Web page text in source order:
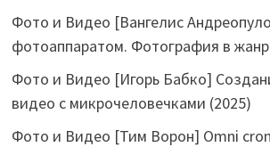
Фото и Видео [Вангелис
фотоаппаратом. Фотография в
Фото и Видео [Игорь Бабко]
видео с микрочеловечками (2025)
Фото и Видео [Тим Ворон] Omni